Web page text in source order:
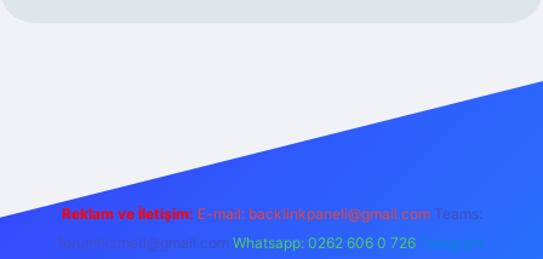
Reklam ve İletişim: E-mail: backlinkpaneli@gmail.com Teams:
forumhizmeti@gmail.com Whatsapp: 0262 606 0 726 Telegram: